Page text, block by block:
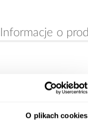
O plikach cookies
Informacje o